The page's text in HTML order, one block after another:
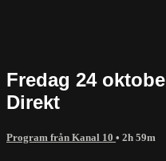
Fredag 24
Direkt
Program från Kanal 10 • 2h 59m